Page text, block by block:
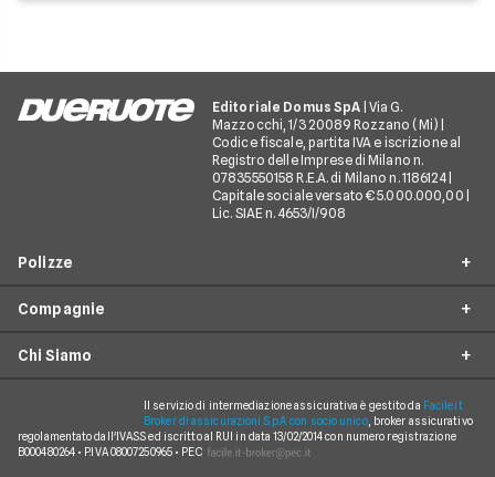
Editoriale Domus SpA | Via G.
Mazzocchi, 1/3 20089 Rozzano (Mi) |
Codice fiscale, partita IVA e iscrizione al
Registro delle Imprese di Milano n.
07835550158 R.E.A. di Milano n. 1186124 |
Capitale sociale versato € 5.000.000,00 |
Lic. SIAE n. 4653/I/908
Polizze
Furto incendio
Assistenza stradale
Tutela legale
Compagnie
Prima Assicurazioni
Genertel
Chi Siamo
In evidenza
Il servizio di intermediazione assicurativa è gestito da Facile.it
Broker di assicurazioni S.p.A. con socio unico, broker assicurativo
regolamentato dall'IVASS ed iscritto al RUI in data 13/02/2014 con numero registrazione
B000480264 • P.IVA 08007250965 • PEC